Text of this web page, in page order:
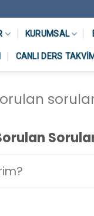
KURUMSAL
CANLI DERS